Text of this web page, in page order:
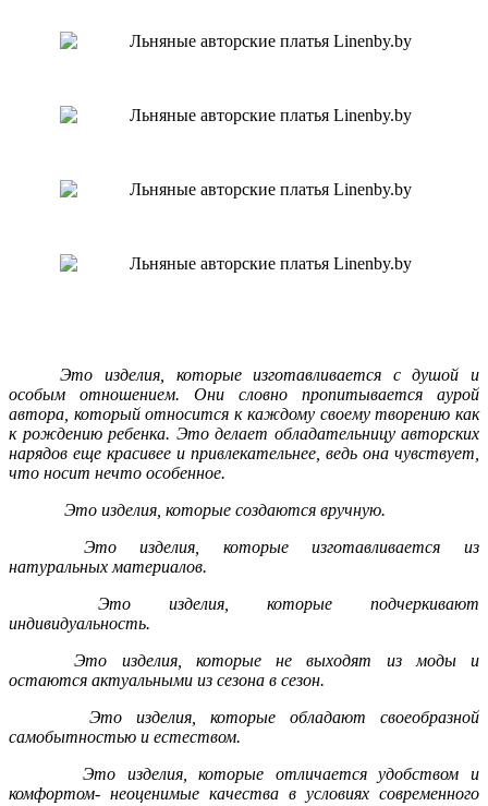
Это изделия, которые изготавливается с душой и
особым отношением. Они словно пропитывается аурой
автора, который относится к каждому своему творению как
к рождению ребенка. Это делает обладательницу авторских
нарядов еще красивее и привлекательнее, ведь она чувствует,
что носит нечто особенное.
Это изделия, которые создаются вручную.
Это изделия, которые изготавливается из
натуральных материалов.
Это изделия, которые подчеркивают
индивидуальность.
Это изделия, которые не выходят из моды и
остаются актуальными из сезона в сезон.
Это изделия, которые обладают своеобразной
самобытностью и естеством.
Это изделия, которые отличается удобством и
комфортом- неоценимые качества в условиях современного